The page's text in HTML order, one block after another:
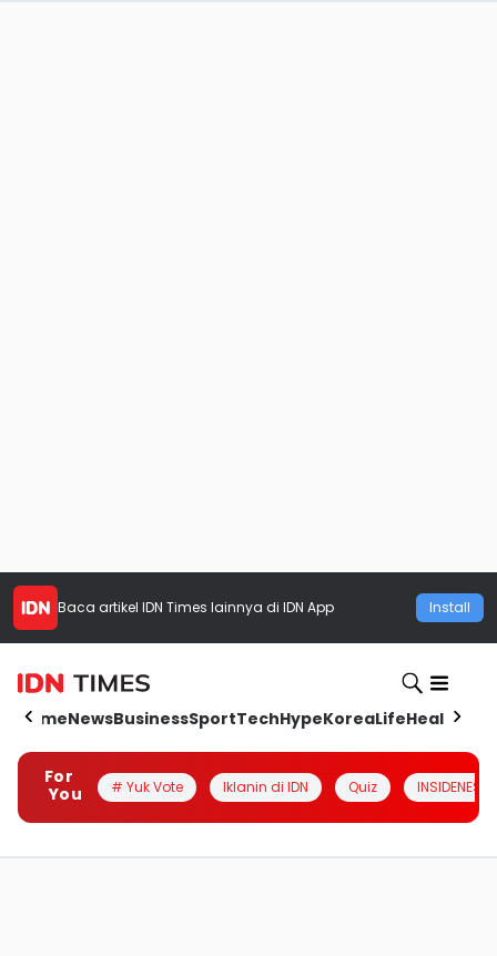
Baca artikel IDN Times lainnya di IDN App Install
HomeNewsBusinessSportTechHypeKoreaLifeHealth
For
You
# Yuk Vote Iklanin di IDN Quiz INSIDENESIA